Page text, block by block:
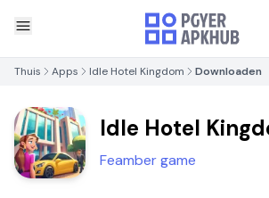
Thuis Apps Idle Hotel Kingdom Downloaden
Idle Hotel
Feamber game